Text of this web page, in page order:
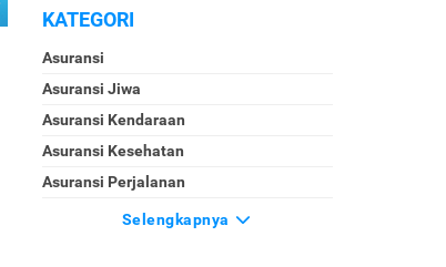
KATEGORI
Asuransi
Asuransi Jiwa
Asuransi Kendaraan
Asuransi Kesehatan
Asuransi Perjalanan
Selengkapnya